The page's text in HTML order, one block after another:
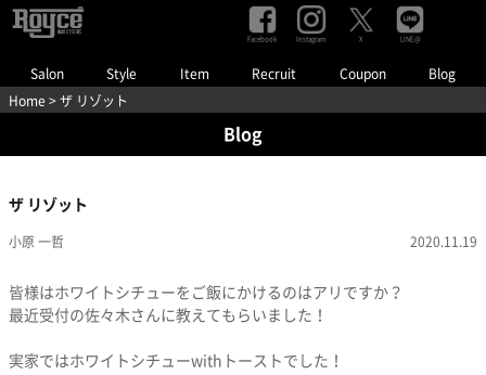
Salon Style Item Recruit Coupon Blog
Facebook Instagram X LINE@
Home > ザ リゾット
Blog
ザ リゾット
小原 一哲 2020.11.19
皆様はホワイトシチューをご飯にかけるのはアリですか？
最近受付の佐々木さんに教えてもらいました！
実家ではホワイトシチューwithトーストでした！